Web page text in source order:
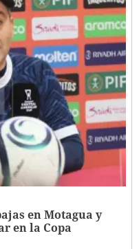
en Motagua y
en la Copa